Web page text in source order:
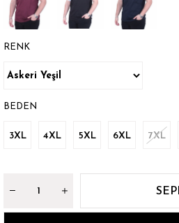
RENK
BEDEN
3XL 4XL 5XL 6XL 7XL